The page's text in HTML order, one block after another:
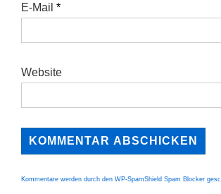
E-Mail *
Website
Kommentare werden durch den WP-SpamShield Spam Blocker